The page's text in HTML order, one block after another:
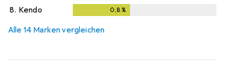
8. Kendo 0,8 %
Alle 14 Marken vergleichen